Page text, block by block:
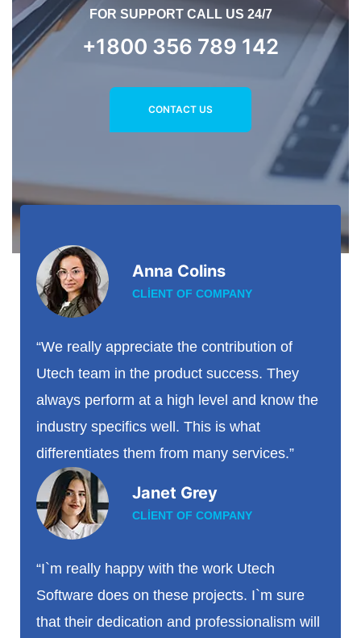
FOR SUPPORT CALL US 24/7
+1800 356 789 142
CONTACT US
Anna Colins
CLIENT OF COMPANY
“We really appreciate the contribution of
Utech team in the product success. They
always perform at a high level and know the
industry specifics well. This is what
differentiates them from many services.”
Janet Grey
CLIENT OF COMPANY
“I`m really happy with the work Utech
Software does on these projects. I`m sure
that their dedication and professionalism will